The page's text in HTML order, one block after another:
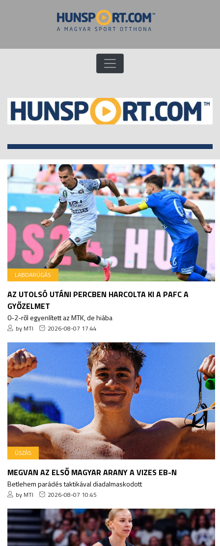
LABDARÚGÁS
AZ UTOLSÓ UTÁNI PERCBEN HARCOLTA KI A PAFC A
GYŐZELMET
0-2-ről egyenlített az MTK, de hiába
by MTI 2026-08-07 17:44
ÚSZÁS
MEGVAN AZ ELSŐ MAGYAR ARANY A VIZES EB-N
Betlehem parádés taktikával diadalmaskodott
by MTI 2026-08-07 10:45